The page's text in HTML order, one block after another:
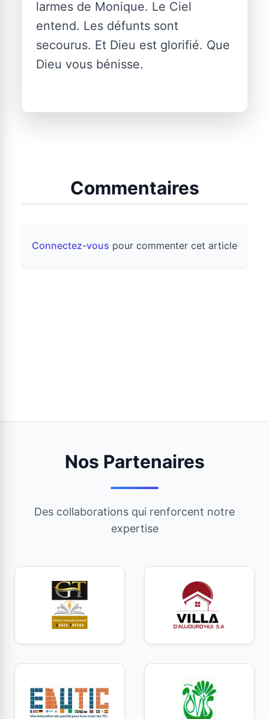
larmes de Monique. Le Ciel
entend. Les défunts sont
secourus. Et Dieu est glorifié. Que
Dieu vous bénisse.
Commentaires
Connectez-vous pour commenter cet article
Nos Partenaires
Des collaborations qui renforcent notre
expertise